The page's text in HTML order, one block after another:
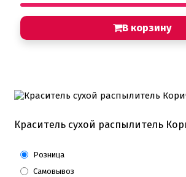
В корзину
Краситель сухой распылитель
Розница
Самовывоз